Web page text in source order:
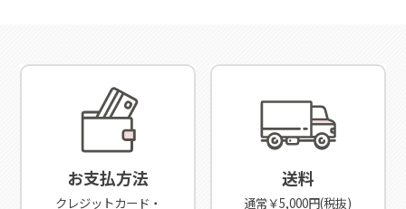
お支払方法
クレジットカード・
送料
通常￥5,000円(税抜)